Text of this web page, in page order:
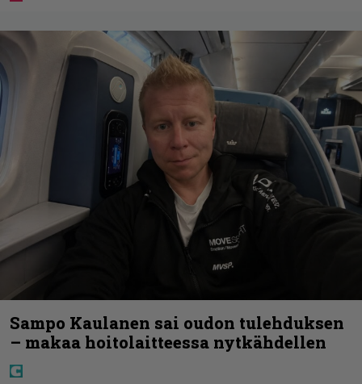
Sampo Kaulanen sai oudon tulehduksen
– makaa hoitolaitteessa nytkähdellen